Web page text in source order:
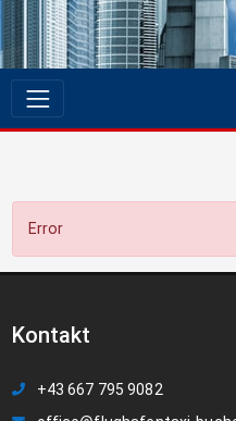
Error
Kontakt
+43 667 795 9082